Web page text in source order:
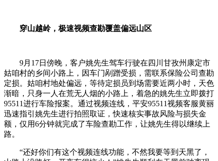
穿山越岭，极速视频查勘覆盖偏远山区
9月17日傍晚，客户姚先生驾车行驶在四川甘孜州康定市
姑咱村的乡间小路上，因车门剐蹭受损，需联系保险公司查勘
定损。姑咱村地处偏远，等待定损员到场需要近两小时，天色
渐暗，只身一人在荒无人烟的小路上，着急的姚先生立即拨打
95511进行车险报案。通过视频连线，平安95511视频客服黄丽
迅速指引姚先生进行拍照取证，快速核实事故风险与损失金
额，仅用6分钟就完成了车险查勘工作，让姚先生得以继续上
路。
“还好你们有这个视频连线功能，不然我要等到天黑了，